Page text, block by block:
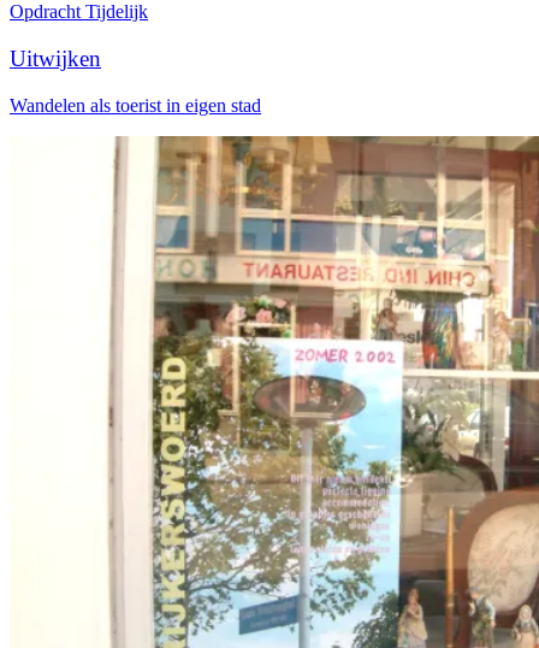
Opdracht Tijdelijk
Uitwijken
Wandelen als toerist in eigen stad